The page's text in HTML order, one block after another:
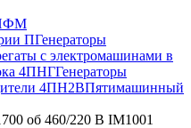
ПГенераторы
с электромашинами в
4ПНГГенераторы
4ПН2ВПятимашинный
об 460/220 В IM1001